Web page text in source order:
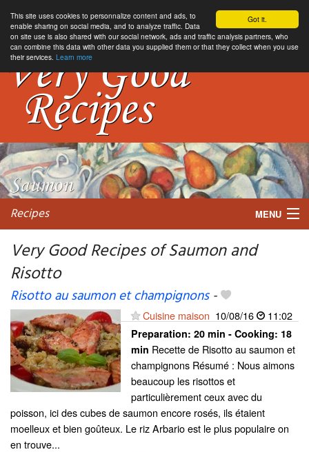
Got it.
This site uses cookies to personnalize content and ads, to
enable sharing on social media, and to analyze traffic. Data
on site use is also shared with our social network, ads and traffic analysis partners, who
can combine this data with other data you supplied them or that they collect when you use
their services. Learn more
Recipes MENU
Very Good Recipes of Saumon and
Risotto
Risotto au saumon et champignons-
Cuisine maison 10/08/16 11:02
Preparation: 20 min - Cooking: 18
min Recette de Risotto au saumon et
champignons Résumé : Nous aimons
beaucoup les risottos et
particulièrement ceux avec du
poisson, ici des cubes de saumon encore rosés, ils étaient
moelleux et bien goûteux. Le riz Arbario est le plus populaire on
en trouve...